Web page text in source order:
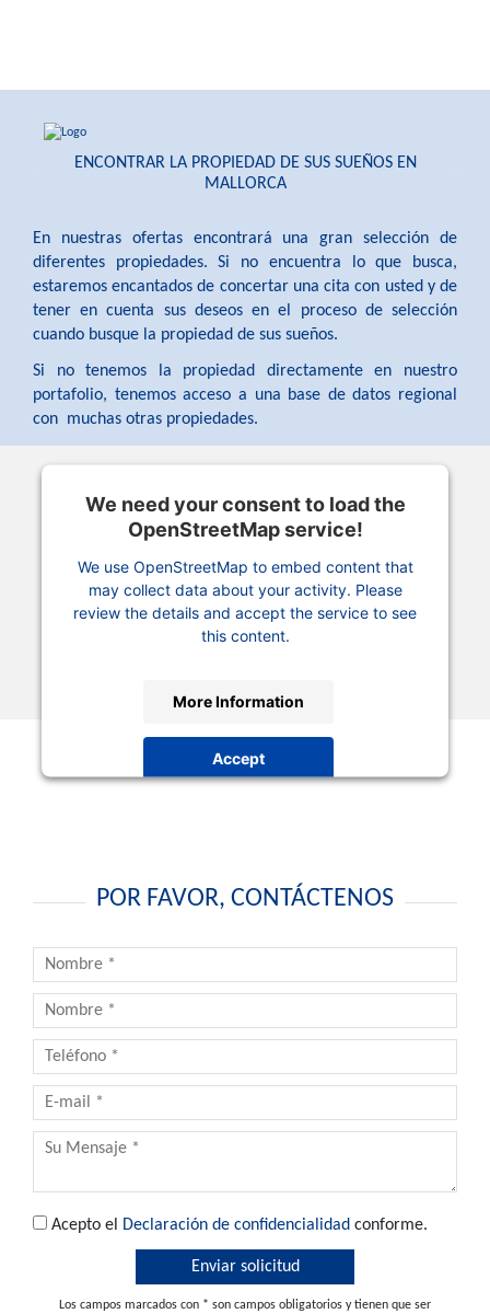
ENCONTRAR LA PROPIEDAD DE SUS SUEÑOS EN
MALLORCA
En nuestras ofertas encontrará una gran selección de
diferentes propiedades. Si no encuentra lo que busca,
estaremos encantados de concertar una cita con usted y de
tener en cuenta sus deseos en el proceso de selección
cuando busque la propiedad de sus sueños.
Si no tenemos la propiedad directamente en nuestro
portafolio, tenemos acceso a una base de datos regional
con muchas otras propiedades.
We need your consent to load the
OpenStreetMap service!
We use OpenStreetMap to embed content that
may collect data about your activity. Please
review the details and accept the service to see
this content.
More Information
Accept
POR FAVOR, CONTÁCTENOS
Acepto el Declaración de confidencialidad conforme.
Los campos marcados con * son campos obligatorios y tienen que ser